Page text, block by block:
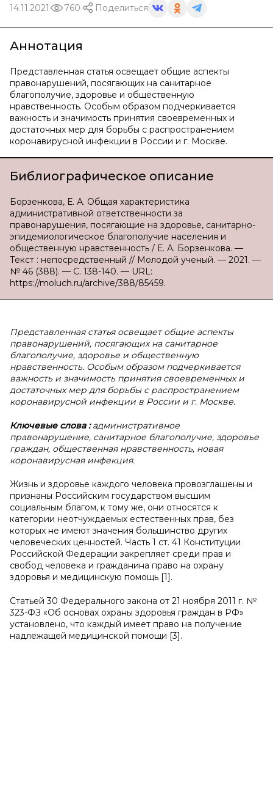
14.11.2021 760 Поделиться
Аннотация
Представленная статья освещает общие аспекты
правонарушений, посягающих на санитарное
благополучие, здоровье и общественную
нравственность. Особым образом подчеркивается
важность и значимость принятия своевременных и
достаточных мер для борьбы с распространением
коронавирусной инфекции в России и г. Москве.
Библиографическое описание
Борзенкова, Е. А. Общая характеристика
административной ответственности за
правонарушения, посягающие на здоровье, санитарно-
эпидемиологическое благополучие населения и
общественную нравственность / Е. А. Борзенкова. —
Текст : непосредственный // Молодой ученый. — 2021. —
№ 46 (388). — С. 138-140. — URL:
https://moluch.ru/archive/388/85459.
Представленная статья освещает общие аспекты
правонарушений, посягающих на санитарное
благополучие, здоровье и общественную
нравственность. Особым образом подчеркивается
важность и значимость принятия своевременных и
достаточных мер для борьбы с распространением
коронавирусной инфекции в России и г. Москве.
Ключевые слова :административное
правонарушение, санитарное благополучие, здоровье
граждан, общественная нравственность, новая
коронавирусная инфекция.
Жизнь и здоровье каждого человека провозглашены и
признаны Российским государством высшим
социальным благом, к тому же, они относятся к
категории неотчуждаемых естественных прав, без
которых не имеют значения большинство других
человеческих ценностей. Часть 1 ст. 41 Конституции
Российской Федерации закрепляет среди прав и
свобод человека и гражданина право на охрану
здоровья и медицинскую помощь [1].
Статьей 30 Федерального закона от 21 ноября 2011 г. №
323-ФЗ «Об основах охраны здоровья граждан в РФ»
установлено, что каждый имеет право на получение
надлежащей медицинской помощи [3].